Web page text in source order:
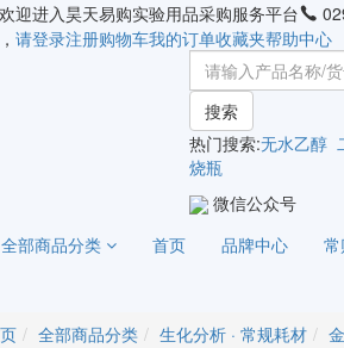
迎进入昊天易购实验用品采购服务平台
请登录注册购物车我的订单收藏夹帮助中心
搜索
热门搜索:无水乙醇
烧瓶
微信公众号
全部商品分类
首页 品牌中心
全部商品分类 生化分析 · 常规耗材